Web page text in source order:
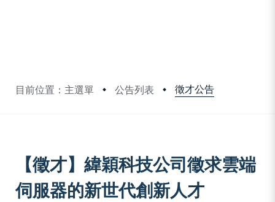
目前位置：主選單 公告列表 徵才公告
【徵才】緯穎科技公司徵求雲端
伺服器的新世代創新人才